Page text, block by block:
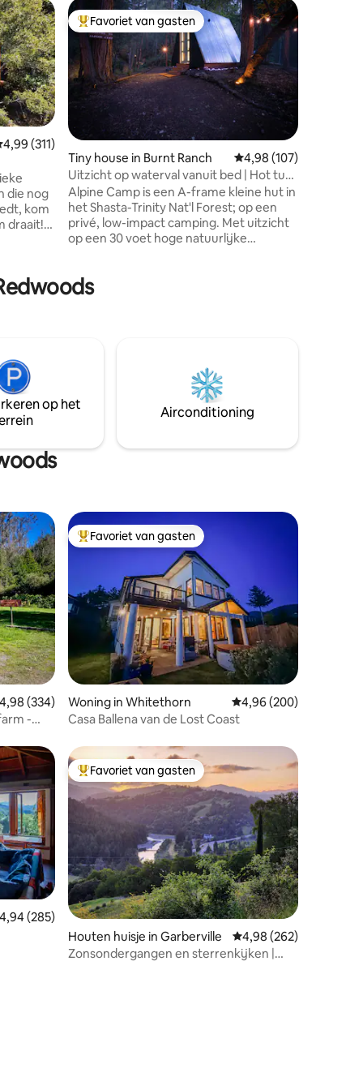
beoordeling van 4,99 uit 5, 311 recensies
4,99 (311)
die nog
kom
draait!
Topfavoriet van gasten
Favoriet van gasten
Tiny house in Burnt Ranch Gemiddelde
4,98 (107)
Uitzicht op waterval vanuit bed | Hot tub |
Tiny glampingblokhut
Alpine Camp is een A-frame kleine hut in
het Shasta-Trinity Nat'l Forest; op een
privé, low-impact camping. Met uitzicht
op een 30 voet hoge natuurlijke
gemaakt om te ontspannen. Het
doorschijnende pop-upvenster van de
weghoudt. Ontkoppel van het lawaai en
dompel jezelf onder in de rauwe
schoonheid van de oude wildernis.
op het
Airconditioning
beoordeling van 4,98 uit 5, 334 recensies
4,98 (334)
-
Topfavoriet van gasten
Favoriet van gasten
Woning in Whitethorn Gemiddelde
4,96 (200)
Casa Ballena van de Lost Coast
beoordeling van 4,94 uit 5, 285 recensies
4,94 (285)
Topfavoriet van gasten
Favoriet van gasten
Houten huisje in Garberville Gemiddelde
4,98 (262)
Zonsondergangen en sterrenkijken |